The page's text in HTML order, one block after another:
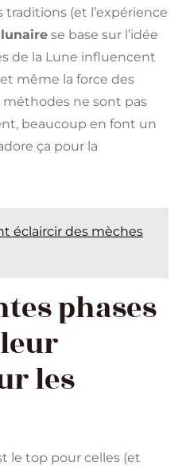
(et l’expérience
se base sur l’idée
de la Lune influencent
et même la force des
ne sont pas
beaucoup en font un
ça pour la
éclaircir des mèches
phases
les
le top pour celles (et